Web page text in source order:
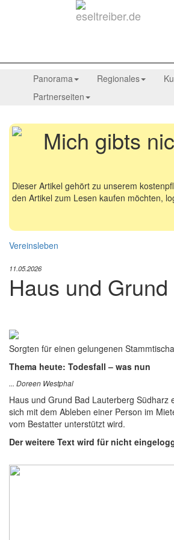
Panorama Regionales
Partnerseiten
Mich gibts
Dieser Artikel gehört zu unserem
den Artikel zum Lesen kaufen möchten,
Vereinsleben
11.05.2026
Haus und
Sorgten für einen gelungenen
Thema heute: Todesfall – was nun
... Doreen Westphal
Haus und Grund Bad Lauterberg
sich mit dem Ableben einer Person im
vom Bestatter unterstützt wird.
Der weitere Text wird für nicht